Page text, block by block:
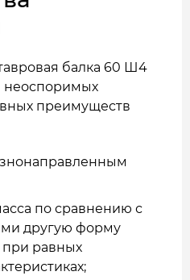
балка 60 Ш4
неоспоримых
преимуществ
по сравнению с
другую форму
равных